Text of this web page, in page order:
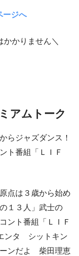
ージへ
かかりません＼
アムトーク
ジャズダンス！
ト番組「ＬＩＦ
点は３歳から始め
１３人」武士の
ント番組「ＬＩＦ
ンタ シットキン
ンだよ 柴田理恵